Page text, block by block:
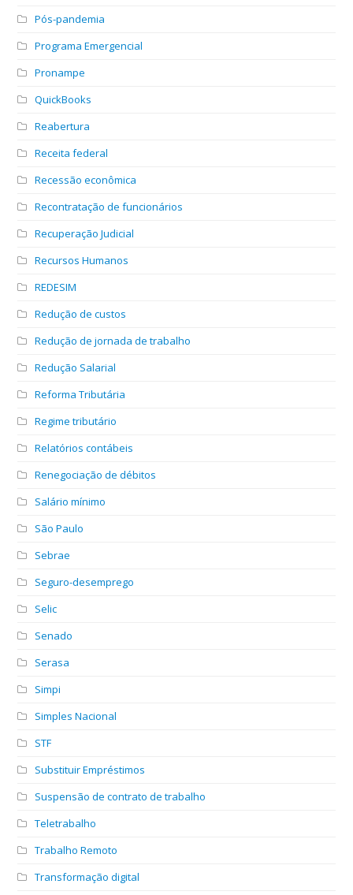
Pós-pandemia
Programa Emergencial
Pronampe
QuickBooks
Reabertura
Receita federal
Recessão econômica
Recontratação de funcionários
Recuperação Judicial
Recursos Humanos
REDESIM
Redução de custos
Redução de jornada de trabalho
Redução Salarial
Reforma Tributária
Regime tributário
Relatórios contábeis
Renegociação de débitos
Salário mínimo
São Paulo
Sebrae
Seguro-desemprego
Selic
Senado
Serasa
Simpi
Simples Nacional
STF
Substituir Empréstimos
Suspensão de contrato de trabalho
Teletrabalho
Trabalho Remoto
Transformação digital